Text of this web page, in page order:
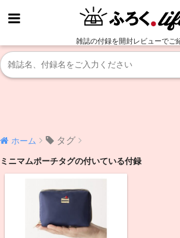
雑誌の付録を開封レビューでご
ホーム タグ
ミニマムポーチタグの付いている付録